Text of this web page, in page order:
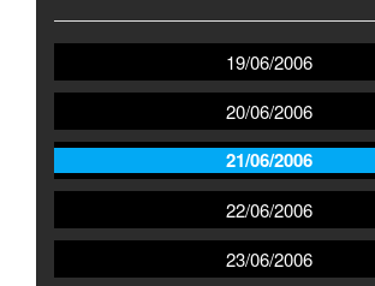
19/06/2006
20/06/2006
21/06/2006
22/06/2006
23/06/2006